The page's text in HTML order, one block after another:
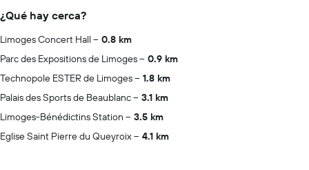
¿Qué hay cerca?
Limoges Concert Hall
0.8 km
Parc des Expositions de Limoges
0.9 km
Technopole ESTER de Limoges
1.8 km
Palais des Sports de Beaublanc
3.1 km
Limoges-Bénédictins Station
3.5 km
Eglise Saint Pierre du Queyroix
4.1 km